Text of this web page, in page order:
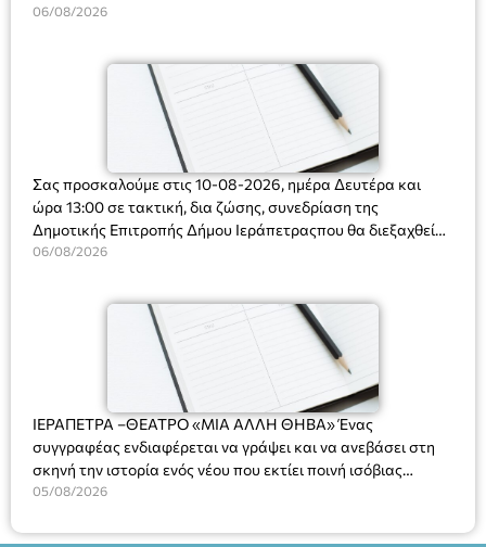
Ακτοφυλακής (Λ.Σ.-ΕΛ.ΑΚΤ.), Αρχιπλοίαρχο Λ.Σ. κ. Ιωάννη
06/08/2026
Σας προσκαλούμε στις 10-08-2026, ημέρα Δευτέρα και
ώρα 13:00 σε τακτική, δια ζώσης, συνεδρίαση της
Δημοτικής Επιτροπής Δήμου Ιεράπετραςπου θα διεξαχθεί
στο Δημοτικό Κατάστημα, Δημοκρατίας 31 στην αίθουσα
και λήψη αποφάσεων στα παρακάτω θέματα:
06/08/2026
ΙΕΡΑΠΕΤΡΑ –ΘΕΑΤΡΟ «ΜΙΑ ΑΛΛΗ ΘΗΒΑ» Ένας
συγγραφέας ενδιαφέρεται να γράψει και να ανεβάσει στη
σκηνή την ιστορία ενός νέου που εκτίει ποινή ισόβιας
κάθειρξης για πατροκτονία. Ένα πολυβραβευμένο έργο για
ασθένεια, τον ερωτισμό. Ένα έργο αινιγματικό, συγκινητικό,
05/08/2026